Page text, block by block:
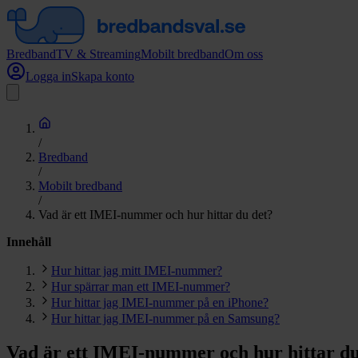
BredbandTV & StreamingMobilt bredbandOm oss
Logga inSkapa konto
/
Bredband
/
Mobilt bredband
/
Vad är ett IMEI-nummer och hur hittar du det?
Innehåll
Hur hittar jag mitt IMEI-nummer?
Hur spärrar man ett IMEI-nummer?
Hur hittar jag IMEI-nummer på en iPhone?
Hur hittar jag IMEI-nummer på en Samsung?
Vad är ett IMEI-nummer och hur hittar